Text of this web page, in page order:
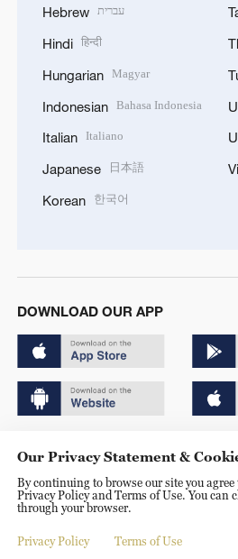
Hebrew עברית
Hindi हिन्दी
Hungarian Magyar
Indonesian Bahasa Indonesia
Italian Italiano
Japanese 日本語
Korean 한국어
DOWNLOAD OUR APP
京ICP备20000184号
京公网安备 11010502050052号
Disinformation report hotline: 010-85061466
Our Privacy Statement &
By continuing to browse our site you agree
Privacy Policy and Terms of Use. You can
through your browser.
Privacy Policy Terms of Use